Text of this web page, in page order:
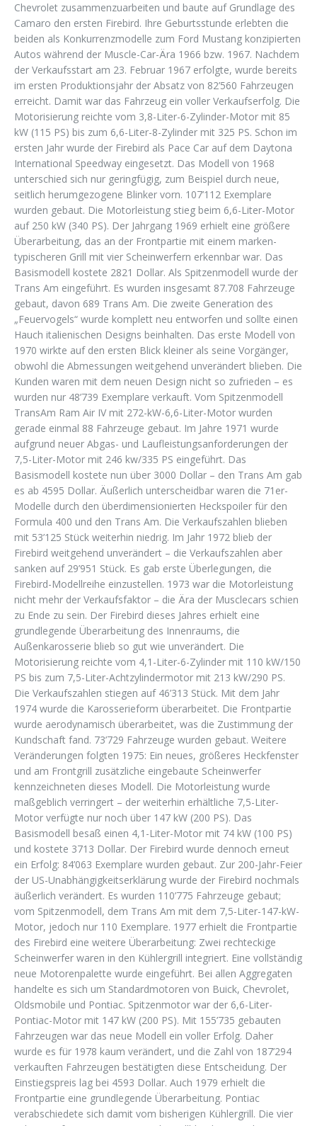
Chevrolet zusammenzuarbeiten und baute auf Grundlage des
Camaro den ersten Firebird. Ihre Geburtsstunde erlebten die
beiden als Konkurrenzmodelle zum Ford Mustang konzipierten
Autos während der Muscle-Car-Ära 1966 bzw. 1967. Nachdem
der Verkaufsstart am 23. Februar 1967 erfolgte, wurde bereits
im ersten Produktionsjahr der Absatz von 82’560 Fahrzeugen
erreicht. Damit war das Fahrzeug ein voller Verkaufserfolg. Die
Motorisierung reichte vom 3,8-Liter-6-Zylinder-Motor mit 85
kW (115 PS) bis zum 6,6-Liter-8-Zylinder mit 325 PS. Schon im
ersten Jahr wurde der Firebird als Pace Car auf dem Daytona
International Speedway eingesetzt. Das Modell von 1968
unterschied sich nur geringfügig, zum Beispiel durch neue,
seitlich herumgezogene Blinker vorn. 107’112 Exemplare
wurden gebaut. Die Motorleistung stieg beim 6,6-Liter-Motor
auf 250 kW (340 PS). Der Jahrgang 1969 erhielt eine größere
Überarbeitung, das an der Frontpartie mit einem marken-
typischeren Grill mit vier Scheinwerfern erkennbar war. Das
Basismodell kostete 2821 Dollar. Als Spitzenmodell wurde der
Trans Am eingeführt. Es wurden insgesamt 87.708 Fahrzeuge
gebaut, davon 689 Trans Am. Die zweite Generation des
„Feuervogels“ wurde komplett neu entworfen und sollte einen
Hauch italienischen Designs beinhalten. Das erste Modell von
1970 wirkte auf den ersten Blick kleiner als seine Vorgänger,
obwohl die Abmessungen weitgehend unverändert blieben. Die
Kunden waren mit dem neuen Design nicht so zufrieden – es
wurden nur 48’739 Exemplare verkauft. Vom Spitzenmodell
TransAm Ram Air IV mit 272-kW-6,6-Liter-Motor wurden
gerade einmal 88 Fahrzeuge gebaut. Im Jahre 1971 wurde
aufgrund neuer Abgas- und Laufleistungsanforderungen der
7,5-Liter-Motor mit 246 kw/335 PS eingeführt. Das
Basismodell kostete nun über 3000 Dollar – den Trans Am gab
es ab 4595 Dollar. Äußerlich unterscheidbar waren die 71er-
Modelle durch den überdimensionierten Heckspoiler für den
Formula 400 und den Trans Am. Die Verkaufszahlen blieben
mit 53’125 Stück weiterhin niedrig. Im Jahr 1972 blieb der
Firebird weitgehend unverändert – die Verkaufszahlen aber
sanken auf 29’951 Stück. Es gab erste Überlegungen, die
Firebird-Modellreihe einzustellen. 1973 war die Motorleistung
nicht mehr der Verkaufsfaktor – die Ära der Musclecars schien
zu Ende zu sein. Der Firebird dieses Jahres erhielt eine
grundlegende Überarbeitung des Innenraums, die
Außenkarosserie blieb so gut wie unverändert. Die
Motorisierung reichte vom 4,1-Liter-6-Zylinder mit 110 kW/150
PS bis zum 7,5-Liter-Achtzylindermotor mit 213 kW/290 PS.
Die Verkaufszahlen stiegen auf 46’313 Stück. Mit dem Jahr
1974 wurde die Karosserieform überarbeitet. Die Frontpartie
wurde aerodynamisch überarbeitet, was die Zustimmung der
Kundschaft fand. 73’729 Fahrzeuge wurden gebaut. Weitere
Veränderungen folgten 1975: Ein neues, größeres Heckfenster
und am Frontgrill zusätzliche eingebaute Scheinwerfer
kennzeichneten dieses Modell. Die Motorleistung wurde
maßgeblich verringert – der weiterhin erhältliche 7,5-Liter-
Motor verfügte nur noch über 147 kW (200 PS). Das
Basismodell besaß einen 4,1-Liter-Motor mit 74 kW (100 PS)
und kostete 3713 Dollar. Der Firebird wurde dennoch erneut
ein Erfolg: 84’063 Exemplare wurden gebaut. Zur 200-Jahr-Feier
der US-Unabhängigkeitserklärung wurde der Firebird nochmals
äußerlich verändert. Es wurden 110’775 Fahrzeuge gebaut;
vom Spitzenmodell, dem Trans Am mit dem 7,5-Liter-147-kW-
Motor, jedoch nur 110 Exemplare. 1977 erhielt die Frontpartie
des Firebird eine weitere Überarbeitung: Zwei rechteckige
Scheinwerfer waren in den Kühlergrill integriert. Eine vollständig
neue Motorenpalette wurde eingeführt. Bei allen Aggregaten
handelte es sich um Standardmotoren von Buick, Chevrolet,
Oldsmobile und Pontiac. Spitzenmotor war der 6,6-Liter-
Pontiac-Motor mit 147 kW (200 PS). Mit 155’735 gebauten
Fahrzeugen war das neue Modell ein voller Erfolg. Daher
wurde es für 1978 kaum verändert, und die Zahl von 187’294
verkauften Fahrzeugen bestätigten diese Entscheidung. Der
Einstiegspreis lag bei 4593 Dollar. Auch 1979 erhielt die
Frontpartie eine grundlegende Überarbeitung. Pontiac
verabschiedete sich damit vom bisherigen Kühlergrill. Die vier